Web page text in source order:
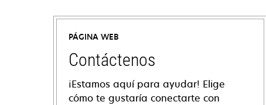
PÁGINA WEB
Contáctenos
¡Estamos aquí para ayudar! Elige
cómo te gustaría conectarte con